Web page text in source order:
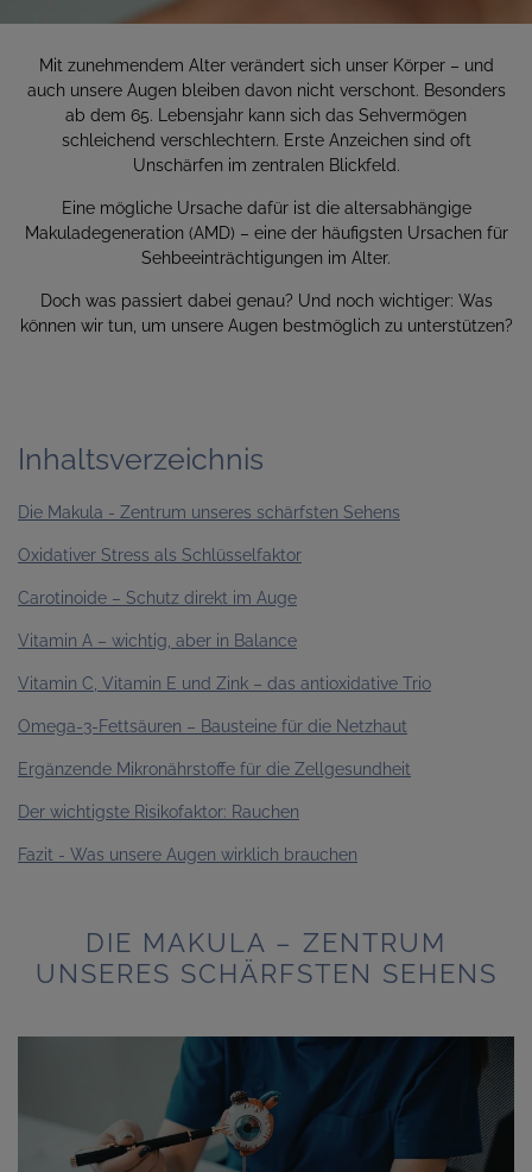
Mit zunehmendem Alter verändert sich unser Körper – und
auch unsere Augen bleiben davon nicht verschont. Besonders
ab dem 65. Lebensjahr kann sich das Sehvermögen
schleichend verschlechtern. Erste Anzeichen sind oft
Unschärfen im zentralen Blickfeld.
Eine mögliche Ursache dafür ist die altersabhängige
Makuladegeneration (AMD) – eine der häufigsten Ursachen für
Sehbeeinträchtigungen im Alter.
Doch was passiert dabei genau? Und noch wichtiger: Was
können wir tun, um unsere Augen bestmöglich zu unterstützen?
Inhaltsverzeichnis
Die Makula - Zentrum unseres schärfsten Sehens
Oxidativer Stress als Schlüsselfaktor
Carotinoide – Schutz direkt im Auge
Vitamin A – wichtig, aber in Balance
Vitamin C, Vitamin E und Zink – das antioxidative Trio
Omega-3-Fettsäuren – Bausteine für die Netzhaut
Ergänzende Mikronährstoffe für die Zellgesundheit
Der wichtigste Risikofaktor: Rauchen
Fazit - Was unsere Augen wirklich brauchen
DIE MAKULA – ZENTRUM
UNSERES SCHÄRFSTEN SEHENS